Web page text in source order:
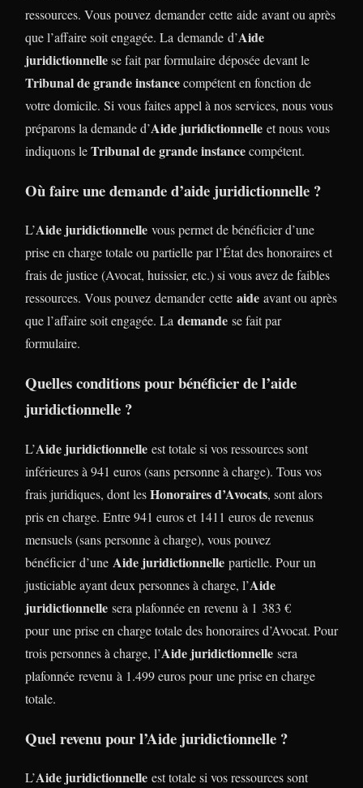
ressources. Vous pouvez demander cette aide avant ou après
que l’affaire soit engagée. La demande d’Aide
juridictionnellese fait par formulaire déposée devant le
Tribunal de grande instancecompétent en fonction de
votre domicile. Si vous faites appel à nos services, nous vous
préparons la demande d’Aide juridictionnelle et nous vous
indiquons leTribunal de grande instancecompétent.
Où faire une demande d’aide juridictionnelle ?
L’Aide juridictionnelle vous permet de bénéficier d’une
prise en charge totale ou partielle par l’État des honoraires et
frais de justice (Avocat, huissier, etc.) si vous avez de faibles
ressources. Vous pouvez demander cette aide avant ou après
que l’affaire soit engagée. La demande se fait par
formulaire.
Quelles conditions pour bénéficier de l’aide
juridictionnelle ?
L’Aide juridictionnelle est totale si vos ressources sont
inférieures à 941 euros (sans personne à charge). Tous vos
frais juridiques, dont lesHonoraires d’Avocats, sont alors
pris en charge. Entre 941 euros et 1411 euros de revenus
mensuels (sans personne à charge), vous pouvez
bénéficier d’une Aide juridictionnelle partielle. Pour un
justiciable ayant deux personnes à charge, l’Aide
juridictionnelle sera plafonnée en revenu à 1 383 €
pour une prise en charge totale des honoraires d’Avocat. Pour
trois personnes à charge, l’Aide juridictionnelle sera
plafonnée revenu à 1.499 euros pour une prise en charge
totale.
Quel revenu pour l’Aide juridictionnelle ?
L’Aide juridictionnelle est totale si vos ressources sont